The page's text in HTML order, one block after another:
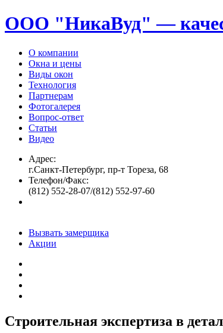
ООО "НикаВуд" —
О компании
Окна и цены
Виды окон
Технология
Партнерам
Фотогалерея
Вопрос-ответ
Статьи
Видео
Адрес:
г.Санкт-Петербург, пр-т Тореза, 68
Телефон/Факс:
(812) 552-28-07/(812) 552-97-60
Вызвать замерщика
Акции
Строительная экспертиза в